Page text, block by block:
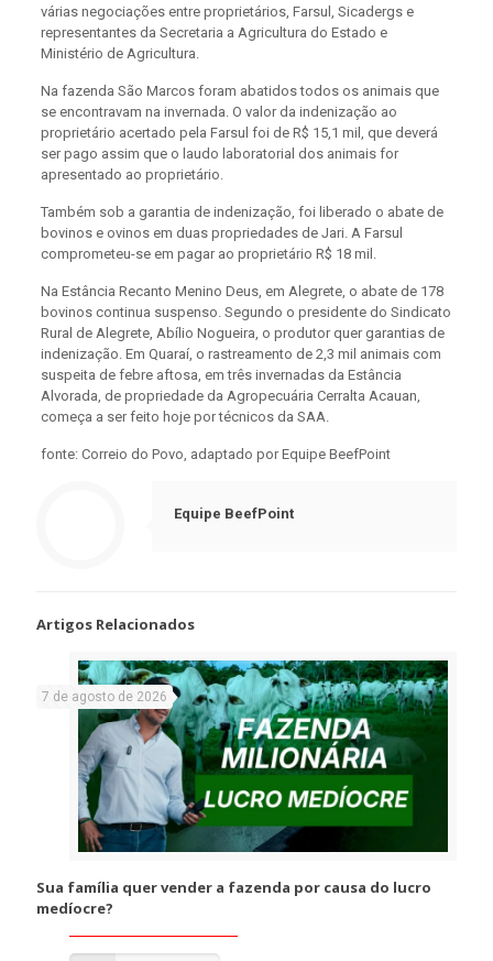
várias negociações entre proprietários, Farsul, Sicadergs e
representantes da Secretaria a Agricultura do Estado e
Ministério de Agricultura.
Na fazenda São Marcos foram abatidos todos os animais que
se encontravam na invernada. O valor da indenização ao
proprietário acertado pela Farsul foi de R$ 15,1 mil, que deverá
ser pago assim que o laudo laboratorial dos animais for
apresentado ao proprietário.
Também sob a garantia de indenização, foi liberado o abate de
bovinos e ovinos em duas propriedades de Jari. A Farsul
comprometeu-se em pagar ao proprietário R$ 18 mil.
Na Estância Recanto Menino Deus, em Alegrete, o abate de 178
bovinos continua suspenso. Segundo o presidente do Sindicato
Rural de Alegrete, Abílio Nogueira, o produtor quer garantias de
indenização. Em Quaraí, o rastreamento de 2,3 mil animais com
suspeita de febre aftosa, em três invernadas da Estância
Alvorada, de propriedade da Agropecuária Cerralta Acauan,
começa a ser feito hoje por técnicos da SAA.
fonte: Correio do Povo, adaptado por Equipe BeefPoint
Equipe BeefPoint
Artigos Relacionados
7 de agosto de 2026
Sua família quer vender a fazenda por causa do lucro
medíocre?